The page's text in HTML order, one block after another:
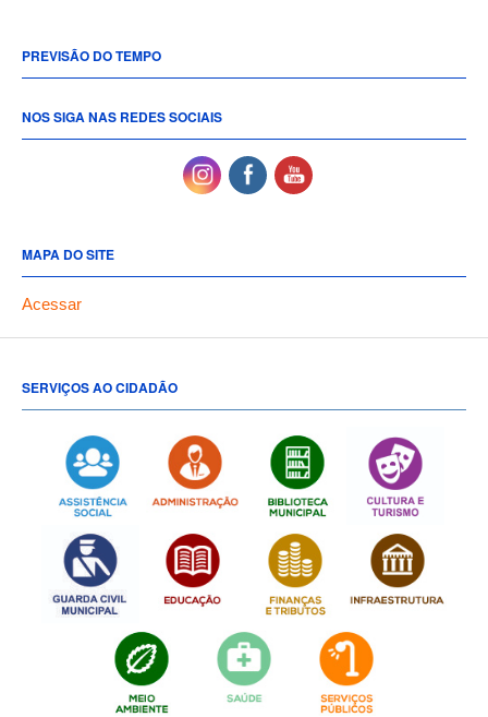
PREVISÃO DO TEMPO
NOS SIGA NAS REDES SOCIAIS
MAPA DO SITE
Acessar
SERVIÇOS AO CIDADÃO